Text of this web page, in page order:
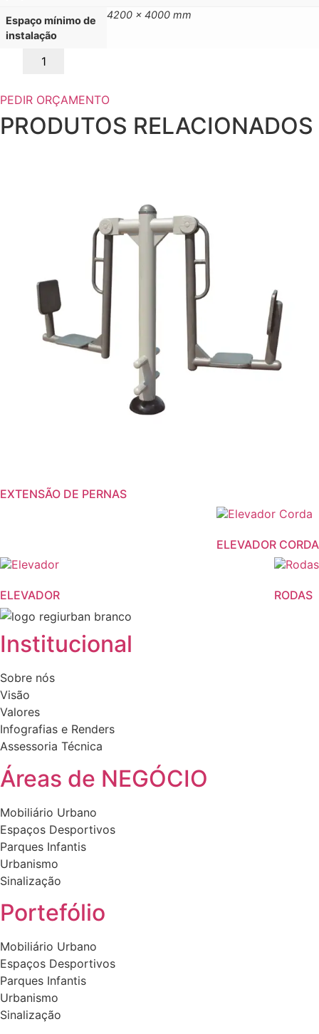
Espaço mínimo de
instalação
4200 x 4000 mm
Quantidade
PEDIR ORÇAMENTO
PRODUTOS RELACIONADOS
EXTENSÃO DE PERNAS
ELEVADOR CORDA
ELEVADOR RODAS
Institucional
Sobre nós
Visão
Valores
Infografias e Renders
Assessoria Técnica
Áreas de NEGÓCIO
Mobiliário Urbano
Espaços Desportivos
Parques Infantis
Urbanismo
Sinalização
Portefólio
Mobiliário Urbano
Espaços Desportivos
Parques Infantis
Urbanismo
Sinalização